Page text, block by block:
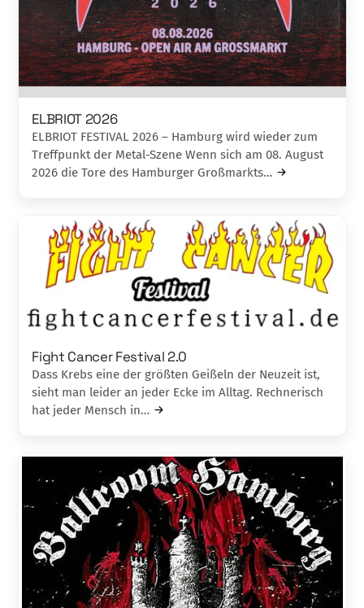
ELBRIOT 2026
ELBRIOT FESTIVAL 2026 – Hamburg wird wieder zum
Treffpunkt der Metal-Szene Wenn sich am 08. August
2026 die Tore des Hamburger Großmarkts…
Fight Cancer Festival 2.0
Dass Krebs eine der größten Geißeln der Neuzeit ist,
sieht man leider an jeder Ecke im Alltag. Rechnerisch
hat jeder Mensch in…